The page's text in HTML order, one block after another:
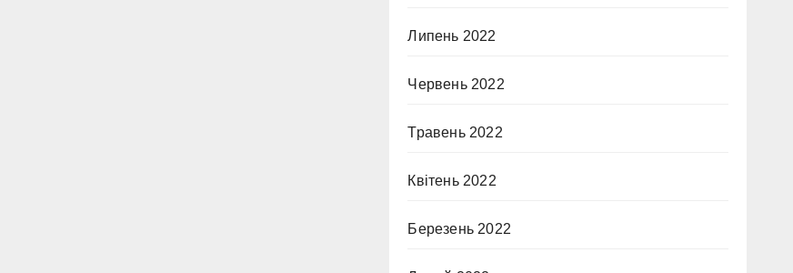
Липень 2022
Червень 2022
Травень 2022
Квітень 2022
Березень 2022